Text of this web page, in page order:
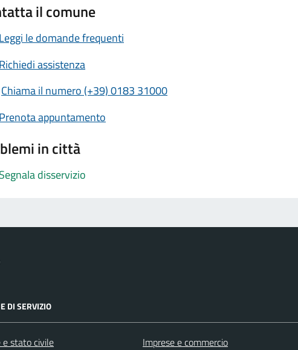
il comune
Leggi le domande frequenti
Richiedi assistenza
Chiama il numero (+39) 0183 31000
Prenota appuntamento
in città
Segnala disservizio
DI SERVIZIO
e stato civile
Imprese e commercio